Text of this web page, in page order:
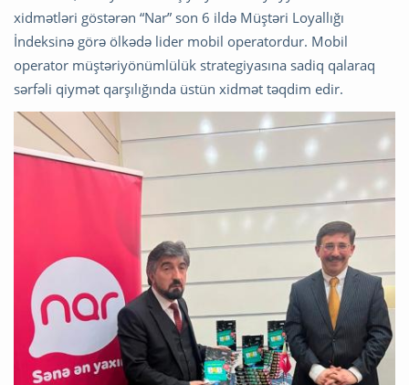
xidmətləri göstərən “Nar” son 6 ildə Müştəri Loyallığı
İndeksinə görə ölkədə lider mobil operatordur. Mobil
operator müştəriyönümlülük strategiyasına sadiq qalaraq
sərfəli qiymət qarşılığında üstün xidmət təqdim edir.